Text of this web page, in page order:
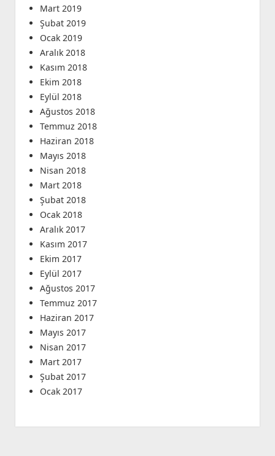
Mart 2019
Şubat 2019
Ocak 2019
Aralık 2018
Kasım 2018
Ekim 2018
Eylül 2018
Ağustos 2018
Temmuz 2018
Haziran 2018
Mayıs 2018
Nisan 2018
Mart 2018
Şubat 2018
Ocak 2018
Aralık 2017
Kasım 2017
Ekim 2017
Eylül 2017
Ağustos 2017
Temmuz 2017
Haziran 2017
Mayıs 2017
Nisan 2017
Mart 2017
Şubat 2017
Ocak 2017